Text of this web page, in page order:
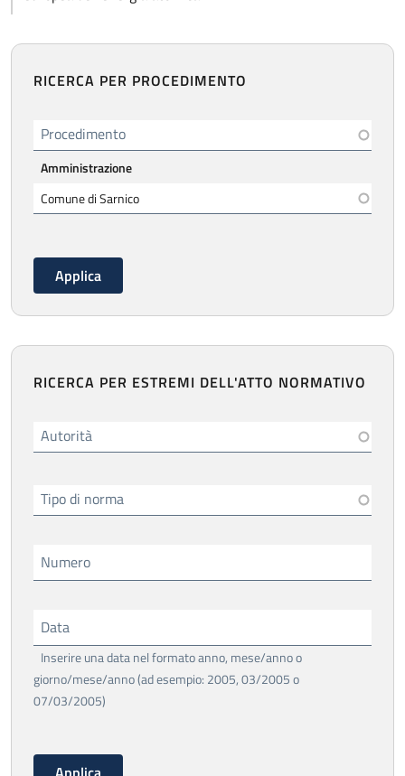
RICERCA PER PROCEDIMENTO
Procedimento
Amministrazione
RICERCA PER ESTREMI DELL'ATTO NORMATIVO
Autorità
Tipo di norma
Numero
Data
Inserire una data nel formato anno, mese/anno o
giorno/mese/anno (ad esempio: 2005, 03/2005 o
07/03/2005)